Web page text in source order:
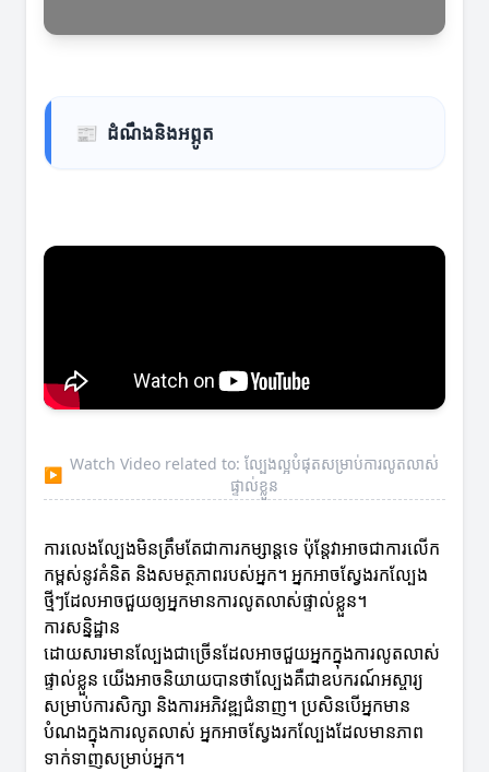
📰 ដំណឹងនិងអព្ភូត
▶
Watch Video related to: ល្បែងល្អបំផុតសម្រាប់ការលូតលាស់
ផ្ទាល់ខ្លួន
ការលេងល្បែងមិនត្រឹមតែជាការកម្សាន្ដទេ ប៉ុន្តែវាអាចជាការលើក
កម្ពស់នូវគំនិត និងសមត្ថភាពរបស់អ្នក។ អ្នកអាចស្វែងរកល្បែង
ថ្មីៗដែលអាចជួយឲ្យអ្នកមានការលូតលាស់ផ្ទាល់ខ្លួន។
ការសន្និដ្ឋាន
ដោយសារមានល្បែងជាច្រើនដែលអាចជួយអ្នកក្នុងការលូតលាស់
ផ្ទាល់ខ្លួន យើងអាចនិយាយបានថាល្បែងគឺជាឧបករណ៍អស្ចារ្យ
សម្រាប់ការសិក្សា និងការអភិវឌ្ឍជំនាញ។ ប្រសិនបើអ្នកមាន
បំណងក្នុងការលូតលាស់ អ្នកអាចស្វែងរកល្បែងដែលមានភាព
ទាក់ទាញសម្រាប់អ្នក។